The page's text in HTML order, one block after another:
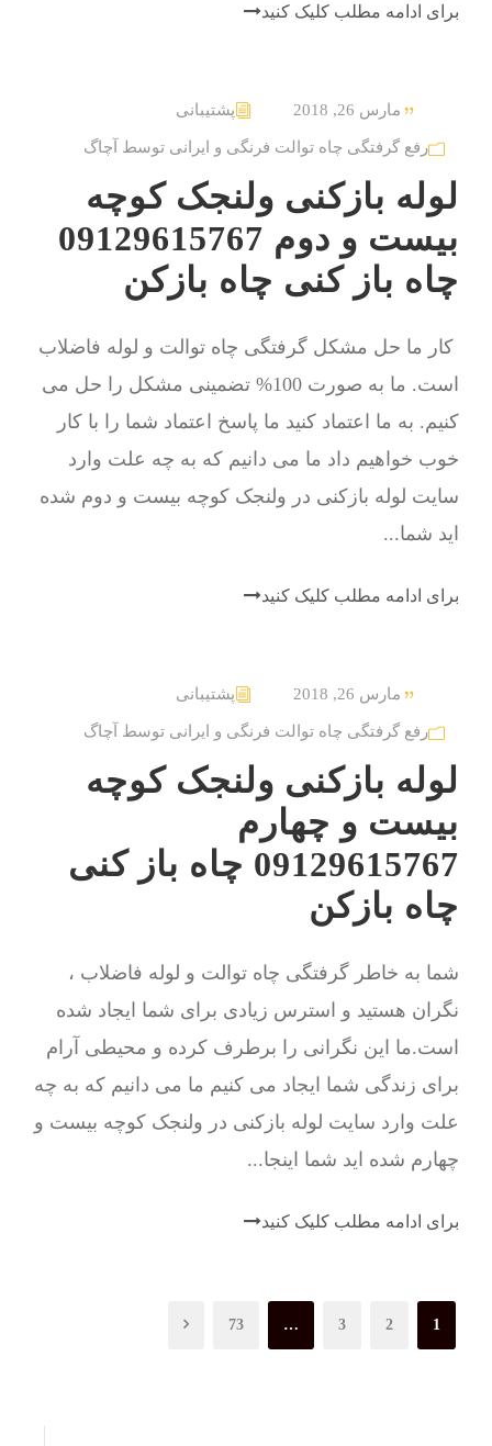
برای ادامه مطلب کلیک کنید
مارس 26, 2018 پشتیبانی
رفع گرفتگی چاه توالت فرنگی و ایرانی توسط آچاگ
لوله بازکنی ولنجک کوچه
بیست و دوم 09129615767
چاه باز کنی چاه بازکن
کار ما حل مشکل گرفتگی چاه توالت و لوله فاضلاب
است. ما به صورت 100% تضمینی مشکل را حل می
کنیم. به ما اعتماد کنید ما پاسخ اعتماد شما را با کار
خوب خواهیم داد ما می دانیم که به چه علت وارد
سایت لوله بازکنی در ولنجک کوچه بیست و دوم شده
اید شما...
برای ادامه مطلب کلیک کنید
مارس 26, 2018 پشتیبانی
رفع گرفتگی چاه توالت فرنگی و ایرانی توسط آچاگ
لوله بازکنی ولنجک کوچه
بیست و چهارم
09129615767 چاه باز کنی
چاه بازکن
شما به خاطر گرفتگی چاه توالت و لوله فاضلاب ،
نگران هستید و استرس زیادی برای شما ایجاد شده
است.ما این نگرانی را برطرف کرده و محیطی آرام
برای زندگی شما ایجاد می کنیم ما می دانیم که به چه
علت وارد سایت لوله بازکنی در ولنجک کوچه بیست و
چهارم شده اید شما اینجا...
برای ادامه مطلب کلیک کنید
1
2
3
…
73